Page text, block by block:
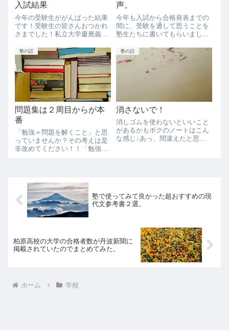
入試結果
今年の受験生ががんばった結果
です！受験生の皆さんおつかれ
さまでした！私立大学慶應義塾
部早稲田大学・教育学部立教大
学・法学部同志社大学・文学部
関西学院大学・法学部関西学院
大学・社会学部関西大学・法学
部関西大学・政策...
声。
今年も入試から合格発表までの
間に、受験を通して思うことを
塾生たちに書いてもらいまし
聞きください。受験生たちの声
ほんとに緊張した様子が伝わっ
てきます。普段はひょうひょう
としているのですが、高校受験
塾の話
問題集は２周目からが本
番
「勉強＝問題を解くこと」と思
っていませんか？その考えは是
非改めてください！！「勉強」
ょう。ちなみに、学習塾Qでは
「勉強」の定義を「頭の使い方
をトレーニングす...
塾の話
消さないで！
消しゴムを使わないといいこと
があるかもボクのノートはこん
な感じ↓あっ、間違えたと思っ
塾で使ってみて良かった超おすすめの現
代文参考書２選。
柏原高校の大学の合格者数が丹波新聞に
掲載されていたのでまとめてみた。
ホーム 学校